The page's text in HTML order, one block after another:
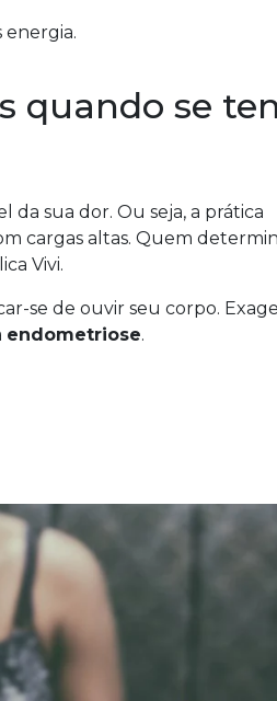
quando se
sua dor. Ou seja, a prática
cargas altas. Quem
Vivi.
se de ouvir seu corpo.
endometriose.